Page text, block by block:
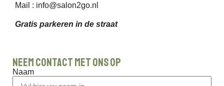
Mail : info@salon2go.nl
Gratis parkeren in de straat
Neem contact met ons op
Naam